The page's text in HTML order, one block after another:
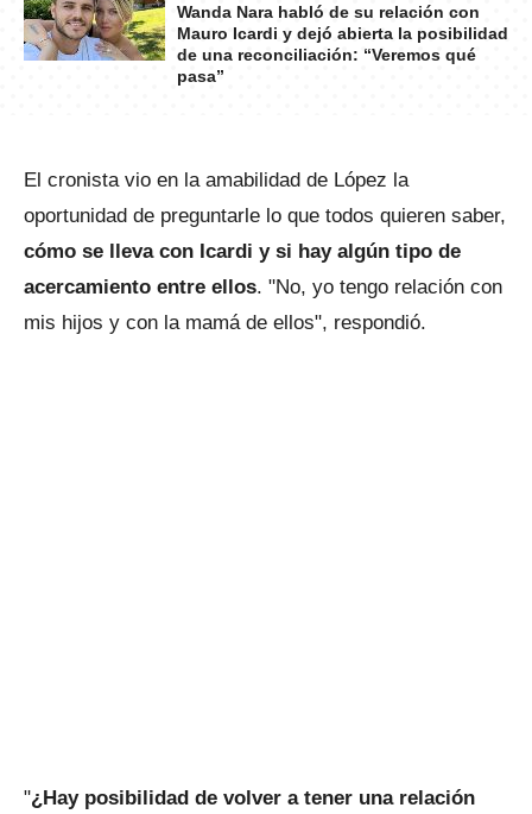
Wanda Nara habló de su relación con
Mauro Icardi y dejó abierta la posibilidad
de una reconciliación: “Veremos qué
pasa”
El cronista vio en la amabilidad de López la
oportunidad de preguntarle lo que todos quieren saber,
cómo se lleva con Icardi y si hay algún tipo de
acercamiento entre ellos. "No, yo tengo relación con
mis hijos y con la mamá de ellos", respondió.
"¿Hay posibilidad de volver a tener una relación